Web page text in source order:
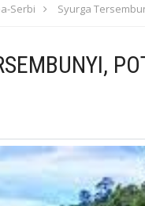
Serbi Syurga